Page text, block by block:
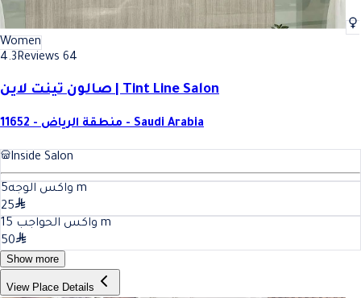
Women
4.3Reviews 64
صالون تينت لاين | Tint Line Salon
11652 - منطقة الرياض - Saudi Arabia
Inside Salon
واكس الوجه5
m
25
واكس الحواجب 15
m
50
Show more
View Place Details